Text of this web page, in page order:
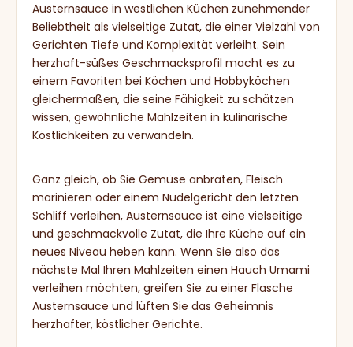
Austernsauce in westlichen Küchen zunehmender
Beliebtheit als vielseitige Zutat, die einer Vielzahl von
Gerichten Tiefe und Komplexität verleiht. Sein
herzhaft-süßes Geschmacksprofil macht es zu
einem Favoriten bei Köchen und Hobbyköchen
gleichermaßen, die seine Fähigkeit zu schätzen
wissen, gewöhnliche Mahlzeiten in kulinarische
Köstlichkeiten zu verwandeln.
Ganz gleich, ob Sie Gemüse anbraten, Fleisch
marinieren oder einem Nudelgericht den letzten
Schliff verleihen, Austernsauce ist eine vielseitige
und geschmackvolle Zutat, die Ihre Küche auf ein
neues Niveau heben kann. Wenn Sie also das
nächste Mal Ihren Mahlzeiten einen Hauch Umami
verleihen möchten, greifen Sie zu einer Flasche
Austernsauce und lüften Sie das Geheimnis
herzhafter, köstlicher Gerichte.